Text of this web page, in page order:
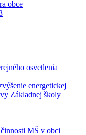
obce
osvetlenia
energetickej
Základnej školy
MŠ v obci